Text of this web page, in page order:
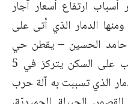
أسباب ارتفاع أسعار آجار
ومنها الدمار الذي أتى على
حامد الحسين – يقطن حي
الجورة – حيث جعل ذلك الطلب على السكن يتركز في 5
الذي تسببت به آلة حرب